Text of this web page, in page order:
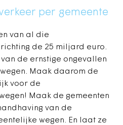
per gemeente
van al die
de 25 miljard euro.
de ernstige ongevallen
Maak daarom de
voor de
Maak de gemeenten
van de
wegen. En laat ze